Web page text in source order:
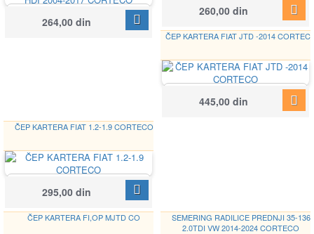
450365H
264,00 din
220115S
Google
260,00 din
ČEP KARTERA FIAT JTD -2014
220126S
445,00 din
ČEP KARTERA FIAT 1.2-1.9 CORTECO
220127S
295,00 din
ČEP KARTERA FI,OP MJTD CO
SEMERING RADILICE PREDNJI 35-136
2.0TDI VW 2014-2024 CORTECO